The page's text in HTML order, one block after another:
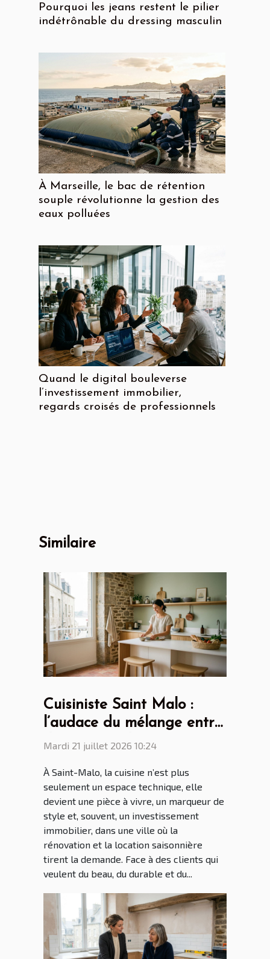
Pourquoi les jeans restent le pilier
indétrônable du dressing masculin
À Marseille, le bac de rétention
souple révolutionne la gestion des
eaux polluées
Quand le digital bouleverse
l’investissement immobilier,
regards croisés de professionnels
Similaire
Cuisiniste Saint Malo :
l’audace du mélange entre
design scandinave et
Mardi 21 juillet 2026 10:24
À Saint-Malo, la cuisine n’est plus
seulement un espace technique, elle
devient une pièce à vivre, un marqueur de
style et, souvent, un investissement
immobilier, dans une ville où la
rénovation et la location saisonnière
tirent la demande. Face à des clients qui
veulent du beau, du durable et du...